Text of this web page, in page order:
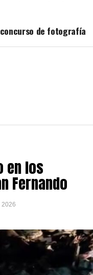
de fotografía
en los
Fernando
2026